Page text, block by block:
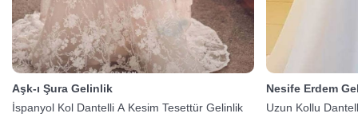
Aşk-ı Şura Gelinlik
İspanyol Kol Dantelli A Kesim Tesettür Gelinlik
Nesife Erdem
Uzun Kollu